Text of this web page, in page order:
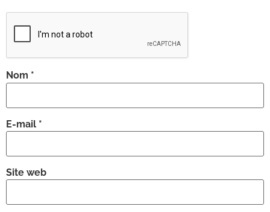
Nom *
E-mail *
Site web